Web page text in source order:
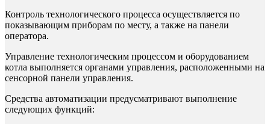
Контроль технологического процесса осуществляется по
показывающим приборам по месту, а также на панели
оператора.
Управление технологическим процессом и оборудованием
котла выполняется органами управления, расположенными на
сенсорной панели управления.
Средства автоматизации предусматривают выполнение
следующих функций: